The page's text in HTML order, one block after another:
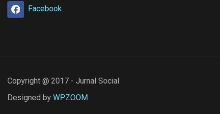
Facebook
Copyright @ 2017 - Jurnal Social
Designed by WPZOOM